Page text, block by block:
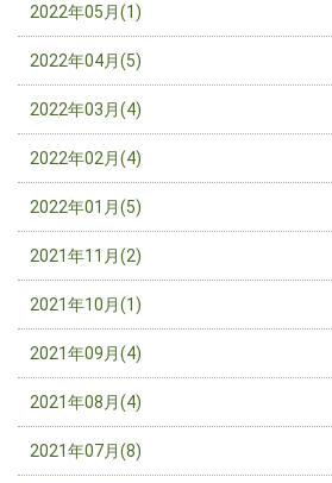
2022年05月(1)
2022年04月(5)
2022年03月(4)
2022年02月(4)
2022年01月(5)
2021年11月(2)
2021年10月(1)
2021年09月(4)
2021年08月(4)
2021年07月(8)